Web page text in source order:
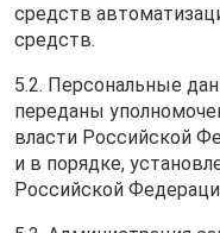
средств
средств.
5.2. Персональные
переданы
власти Российской
и в порядке,
Российской